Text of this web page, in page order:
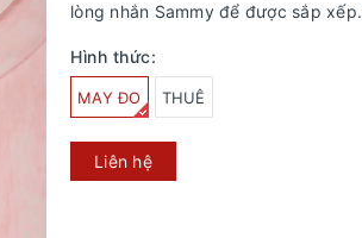
lòng nhắn Sammy để được sắp xếp.
Hình thức:
MAY ĐO THUÊ
Liên hệ